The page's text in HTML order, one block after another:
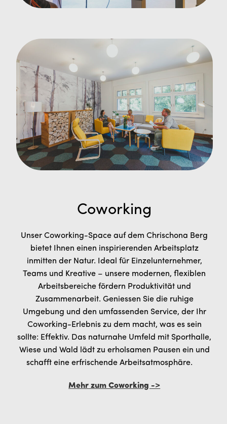
Coworking
Unser Coworking-Space auf dem Chrischona Berg
bietet Ihnen einen inspirierenden Arbeitsplatz
inmitten der Natur. Ideal für Einzelunternehmer,
Teams und Kreative – unsere modernen, flexiblen
Arbeitsbereiche fördern Produktivität und
Zusammenarbeit. Geniessen Sie die ruhige
Umgebung und den umfassenden Service, der Ihr
Coworking-Erlebnis zu dem macht, was es sein
sollte: Effektiv. Das naturnahe Umfeld mit Sporthalle,
Wiese und Wald lädt zu erholsamen Pausen ein und
schafft eine erfrischende Arbeitsatmosphäre.
Mehr zum Coworking ->